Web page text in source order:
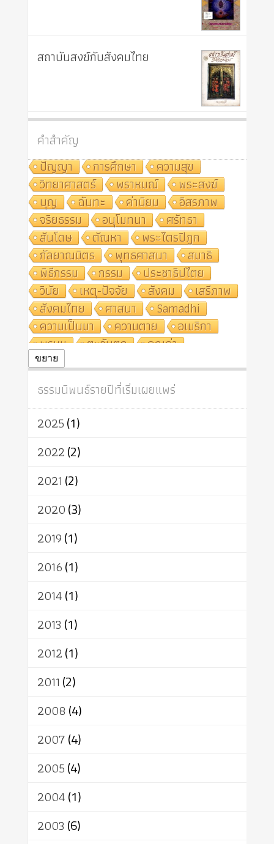
สถาบันสงฆ์กับสังคมไทย
คำสำคัญ
ปัญญา
การศึกษา
ความสุข
วิทยาศาสตร์
พราหมณ์
พระสงฆ์
บุญ
ฉันทะ ค่านิยม
อิสรภาพ
จริยธรรม
อนุโมทนา
ศรัทธา
สันโดษ
ตัณหา
พระไตรปิฎก
กัลยาณมิตร
พุทธศาสนา
สมาธิ
พิธีกรรม
กรรม
ประชาธิปไตย
วินัย
เหตุ-ปัจจัย สังคม
เสรีภาพ
สังคมไทย
ศาสนา
Samādhi
ความเป็นมา
ความตาย
อเมริกา
พรหม
ตะวันตก
คุณค่า
ปฏิจจสมุปบาท
ศาสนาประจำชาติ
อินเดีย
ผู้บริโภค
ธรรมาธิปไตย
จักร
การแยกรัฐกับศาสนา
ธรรมชาติ
เทคโนโลยี
สิทธิ
พุทธบริษัท
อัตถะ
เทวดา
ขยาย
ธรรมนิพนธ์รายปีที่เริ่มเผยแพร่
2025(1)
2022(2)
2021 (2)
2020(3)
2019(1)
2016(1)
2014(1)
2013 (1)
2012(1)
2011 (2)
2008 (4)
2007(4)
2005(4)
2004(1)
2003 (6)